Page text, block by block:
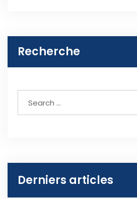
Recherche
Derniers articles